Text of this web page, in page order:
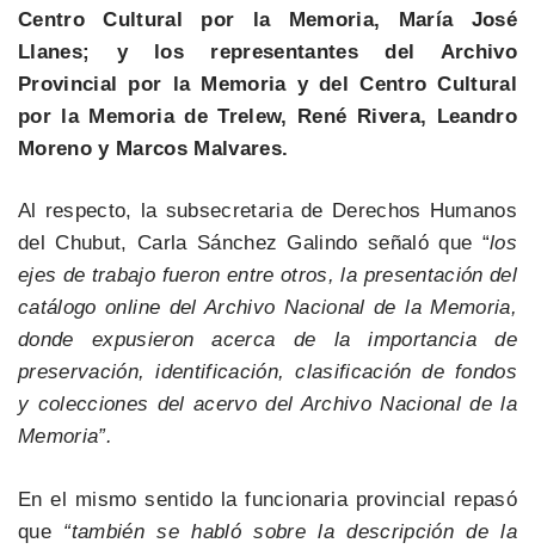
Centro Cultural por la Memoria, María José
Llanes; y los representantes del Archivo
Provincial por la Memoria y del Centro Cultural
por la Memoria de Trelew, René Rivera, Leandro
Moreno y Marcos Malvares.
Al respecto, la subsecretaria de Derechos Humanos
del Chubut, Carla Sánchez Galindo señaló que “los
ejes de trabajo fueron entre otros, la presentación del
catálogo online del Archivo Nacional de la Memoria,
donde expusieron acerca de la importancia de
preservación, identificación, clasificación de fondos
y colecciones del acervo del Archivo Nacional de la
Memoria”.
En el mismo sentido la funcionaria provincial repasó
que “también se habló sobre la descripción de la